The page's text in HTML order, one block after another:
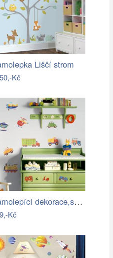
Liščí strom
Kč
Samolepící dekorace,samolepky,obrázky…
Kč